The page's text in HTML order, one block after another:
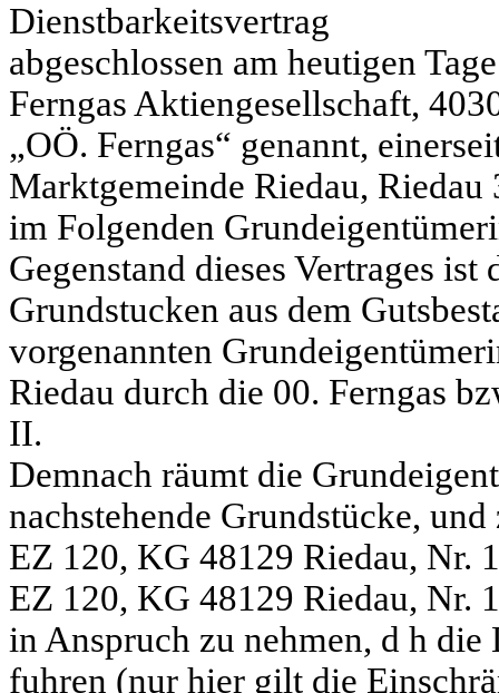
Dienstbarkeitsvertrag
abgeschlossen am heutigen
Ferngas Aktiengesellschaft,
„OÖ. Ferngas“ genannt,
Marktgemeinde Riedau, Riedau
im Folgenden
Gegenstand dieses Vertrages
Grundstucken aus dem
vorgenannten
Riedau durch die 00. Ferngas
II.
Demnach räumt die
nachstehende Grundstücke,
EZ 120, KG 48129 Riedau, Nr.
EZ 120, KG 48129 Riedau, Nr.
in Anspruch zu nehmen, d h
fuhren (nur hier gilt die